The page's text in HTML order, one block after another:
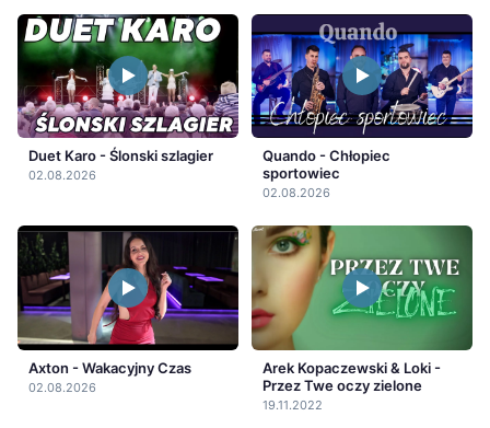
Duet Karo - Ślonski szlagier
02.08.2026
Quando - Chłopiec
sportowiec
02.08.2026
Axton - Wakacyjny Czas
02.08.2026
Arek Kopaczewski & Loki -
Przez Twe oczy zielone
19.11.2022